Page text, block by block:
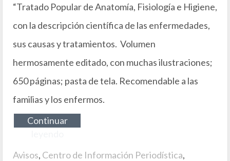
“Tratado Popular de Anatomía, Fisiología e Higiene,
con la descripción científica de las enfermedades,
sus causas y tratamientos. Volumen
hermosamente editado, con muchas ilustraciones;
650 páginas; pasta de tela. Recomendable a las
familias y los enfermos.
Continuar
Avisos, Centro de Información Periodística,